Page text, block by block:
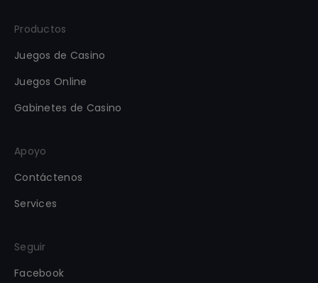
Productos
Juegos de Casino
Juegos Online
Gabinetes de Casino
Apoyo
Contáctenos
Services
Seguir
Facebook